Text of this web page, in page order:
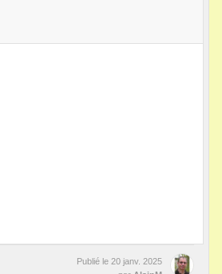
Publié le 20 janv. 2025